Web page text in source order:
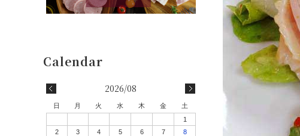
2026/08
日 月 火 水 木 金
土
1
2
3 4 5 6 7
8